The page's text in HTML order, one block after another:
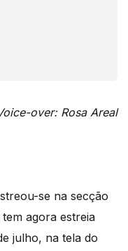
over: Rosa Areal
se na secção
agora estreia
julho, na tela do